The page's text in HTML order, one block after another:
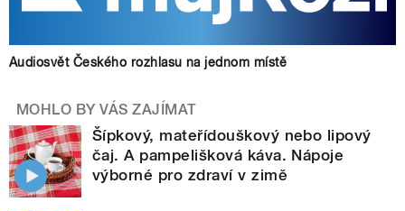
Audiosvět Českého rozhlasu na jednom místě
MOHLO BY VÁS ZAJÍMAT
Šípkový, mateřídouškový nebo lipový
čaj. A pampelišková káva. Nápoje
výborné pro zdraví v zimě